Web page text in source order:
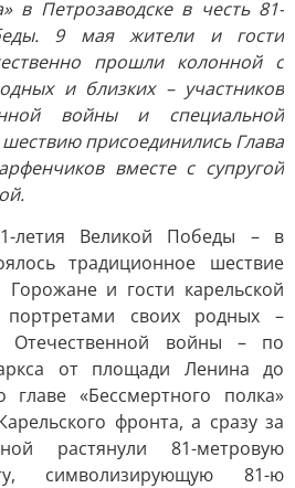
в Петрозаводске в честь 81-
9 мая жители и гости
прошли колонной с
и близких – участников
войны и специальной
присоединились Глава
вместе с супругой
Великой Победы – в
традиционное шествие
Горожане и гости карельской
своих родных –
Отечественной войны – по
от площади Ленина до
«Бессмертного полка»
фронта, а сразу за
растянули 81-метровую
символизирующую 81-ю